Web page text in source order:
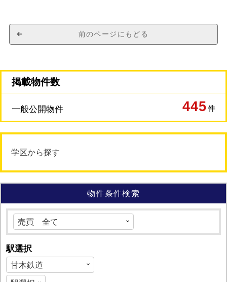
前のページにもどる
掲載物件数
一般公開物件 445件
学区から探す
物件条件検索
駅選択